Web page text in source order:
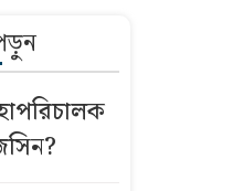
রিয়ালকে
ডুবিয়ে
যাচ্ছেন